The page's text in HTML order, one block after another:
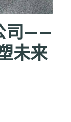
司——
未来